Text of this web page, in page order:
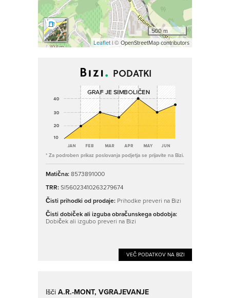
500 m
Leaflet| © OpenStreetMap contributors
PODATKI
* Za podroben prikaz poslovanja podjetja se prijavite na Bizi.
Matična:8573891000
TRR:SI56023410263279674
Čisti prihodki od prodaje: Prihodke preveri na Bizi
Čisti dobiček ali izguba obračunskega obdobja:
Dobiček ali izgubo preveri na Bizi
VEČ PODATKOV NA BIZI
IščiA.R.-MONT, VGRAJEVANJE